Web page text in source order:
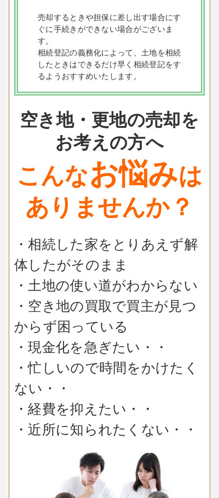
売却するときや担保に差し出す場合にす
ぐに手続きができない場合がございま
す。
相続登記の義務化によって、土地を相続
したときはできるだけ早く相続登記をす
るようおすすめいたします。
空き地・更地の売却を
お考えの方へ
こんなお悩みは
ありませんか？
・相続した家をとりあえず解
体したがそのまま
・土地の使い道がわからない
・空き地の買取で買主が見つ
からず困っている
・現金化を急ぎたい・・
・忙しいので時間をかけたく
ない・・
・経費を抑えたい・・
・近所に知られたくない・・